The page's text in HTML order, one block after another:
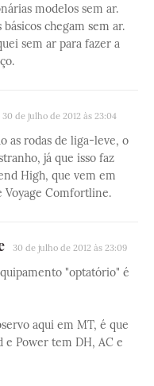
modelos sem ar.
chegam sem ar.
sem ar para fazer a
30 de julho de 2012 às 23:04
as rodas de liga-leve, o
já que isso faz
High, que vem em
Voyage Comfortline.
30 de julho de 2012 às 23:09
"optatório" é
aqui em MT, é que
e Power tem DH, AC e